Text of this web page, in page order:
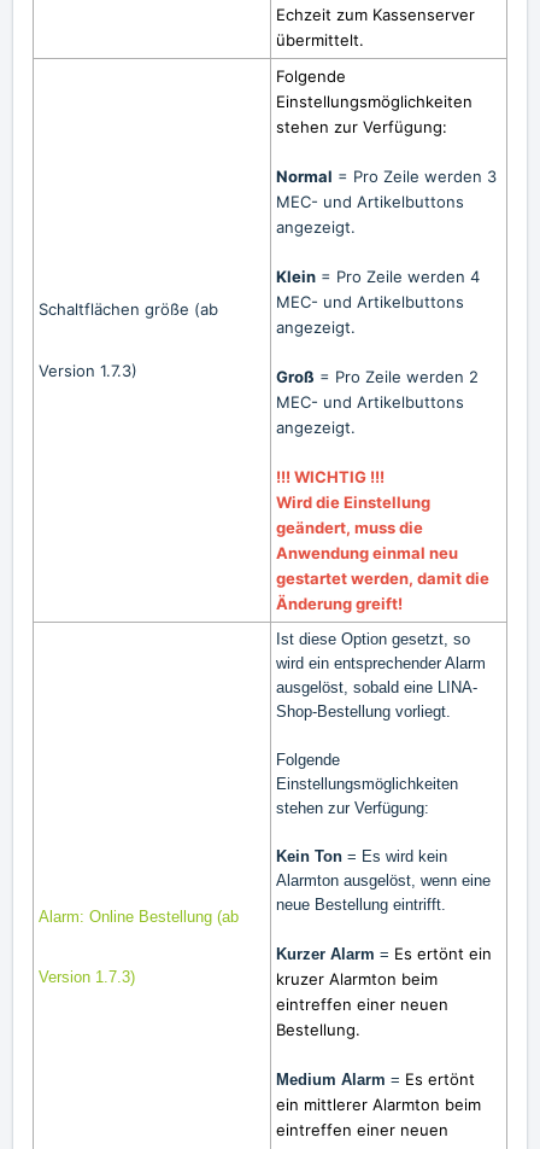
Echzeit zum Kassenserver
übermittelt.
Schaltflächen größe (ab
Version 1.7.3)
Folgende
Einstellungsmöglichkeiten
stehen zur Verfügung:
Normal = Pro Zeile werden 3
MEC- und Artikelbuttons
angezeigt.
Klein = Pro Zeile werden 4
MEC- und Artikelbuttons
angezeigt.
Groß = Pro Zeile werden 2
MEC- und Artikelbuttons
angezeigt.
!!! WICHTIG !!!
Wird die Einstellung
geändert, muss die
Anwendung einmal neu
gestartet werden, damit die
Änderung greift!
Alarm: Online Bestellung (ab
Version 1.7.3)
Ist diese Option gesetzt, so
wird ein entsprechender Alarm
ausgelöst, sobald eine LINA-
Shop-Bestellung vorliegt.
Folgende
Einstellungsmöglichkeiten
stehen zur Verfügung:
Kein Ton = Es wird kein
Alarmton ausgelöst, wenn eine
neue Bestellung eintrifft.
Kurzer Alarm = Es ertönt ein
kruzer Alarmton beim
eintreffen einer neuen
Bestellung.
Medium Alarm = Es ertönt
ein mittlerer Alarmton beim
eintreffen einer neuen